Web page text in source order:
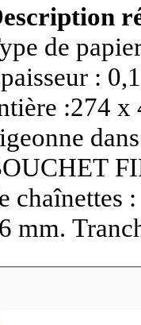
de
:
:274 x
chaînettes
mm.